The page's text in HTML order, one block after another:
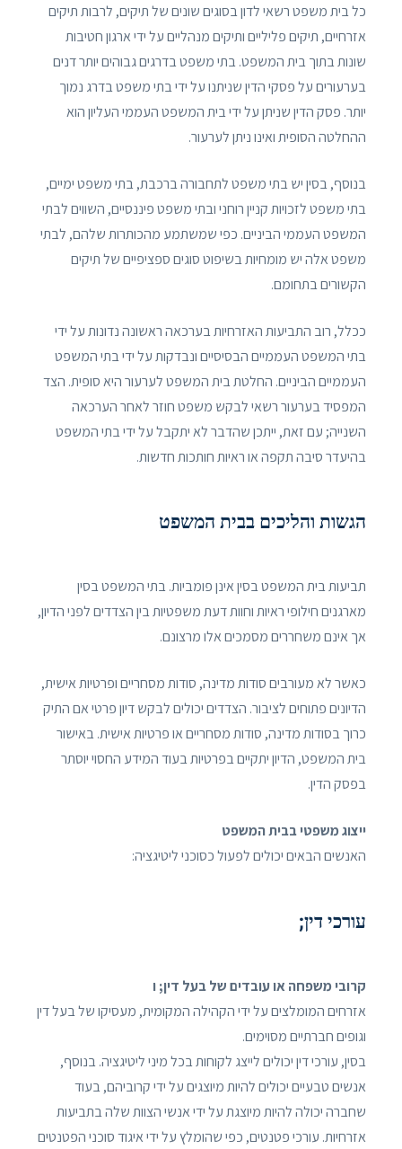
כל בית משפט רשאי לדון בסוגים שונים של תיקים, לרבות תיקים
אזרחיים, תיקים פליליים ותיקים מנהליים על ידי ארגון חטיבות
שונות בתוך בית המשפט. בתי משפט בדרגים גבוהים יותר דנים
בערעורים על פסקי הדין שניתנו על ידי בתי משפט בדרג נמוך
יותר. פסק הדין שניתן על ידי בית המשפט העממי העליון הוא
ההחלטה הסופית ואינו ניתן לערעור.
בנוסף, בסין יש בתי משפט לתחבורה ברכבת, בתי משפט ימיים,
בתי משפט לזכויות קניין רוחני ובתי משפט פיננסיים, השווים לבתי
המשפט העממי הביניים. כפי שמשתמע מהכותרות שלהם, לבתי
משפט אלה יש מומחיות בשיפוט סוגים ספציפיים של תיקים
הקשורים בתחומם.
ככלל, רוב התביעות האזרחיות בערכאה ראשונה נדונות על ידי
בתי המשפט העממיים הבסיסיים ונבדקות על ידי בתי המשפט
העממיים הביניים. החלטת בית המשפט לערעור היא סופית. הצד
המפסיד בערעור רשאי לבקש משפט חוזר לאחר הערכאה
השנייה; עם זאת, ייתכן שהדבר לא יתקבל על ידי בתי המשפט
בהיעדר סיבה תקפה או ראיות חותכות חדשות.
הגשות והליכים בבית המשפט
תביעות בית המשפט בסין אינן פומביות. בתי המשפט בסין
מארגנים חילופי ראיות וחוות דעת משפטיות בין הצדדים לפני הדיון,
אך אינם משחררים מסמכים אלו מרצונם.
כאשר לא מעורבים סודות מדינה, סודות מסחריים ופרטיות אישית,
הדיונים פתוחים לציבור. הצדדים יכולים לבקש דיון פרטי אם התיק
כרוך בסודות מדינה, סודות מסחריים או פרטיות אישית. באישור
בית המשפט, הדיון יתקיים בפרטיות בעוד המידע החסוי יוסתר
בפסק הדין.
ייצוג משפטי בבית המשפט
האנשים הבאים יכולים לפעול כסוכני ליטיגציה:
עורכי דין;
קרובי משפחה או עובדים של בעל דין; ו
אזרחים המומלצים על ידי הקהילה המקומית, מעסיקו של בעל דין
וגופים חברתיים מסוימים.
בסין, עורכי דין יכולים לייצג לקוחות בכל מיני ליטיגציה. בנוסף,
אנשים טבעיים יכולים להיות מיוצגים על ידי קרוביהם, בעוד
שחברה יכולה להיות מיוצגת על ידי אנשי הצוות שלה בתביעות
אזרחיות. עורכי פטנטים, כפי שהומלץ על ידי איגוד סוכני הפטנטים